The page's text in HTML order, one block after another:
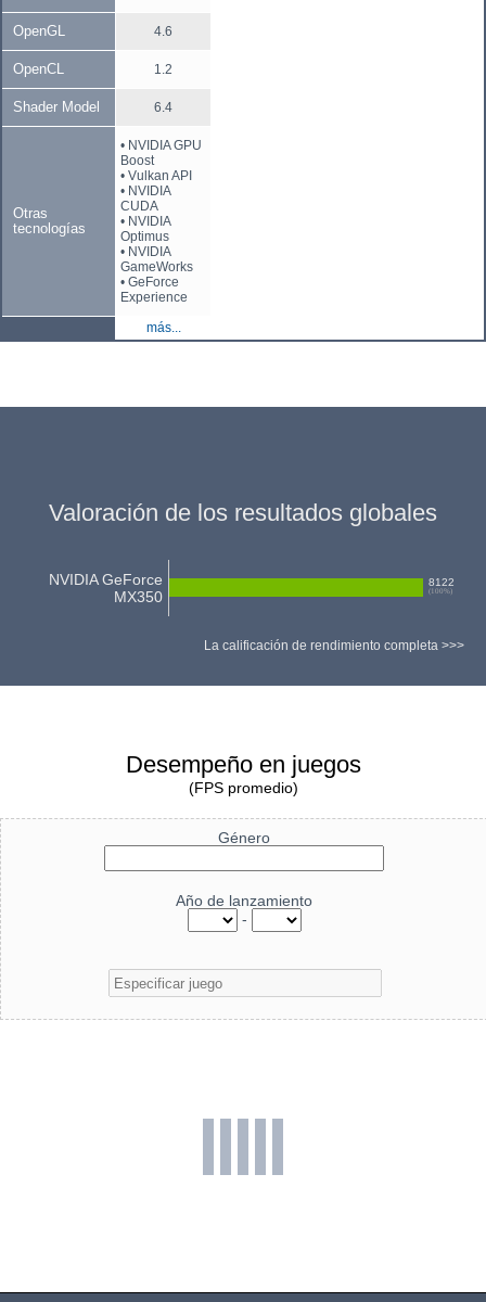
OpenGL 4.6
OpenCL 1.2
Shader Model 6.4
Otras
tecnologías
• NVIDIA GPU
Boost
• Vulkan API
• NVIDIA
CUDA
• NVIDIA
Optimus
• NVIDIA
GameWorks
• GeForce
Experience
más...
Valoración de los resultados globales
NVIDIA GeForce
MX350
8122
(100 %)
La calificación de rendimiento completa >>>
Desempeño en juegos
(FPS promedio)
Género
Año de lanzamiento
-